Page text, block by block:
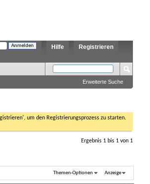
Registrieren
Hilfe
Erweiterte Suche
um den Registrierungsprozess zu starten.
Ergebnis 1 bis 1 von 1
Themen-Optionen Anzeige